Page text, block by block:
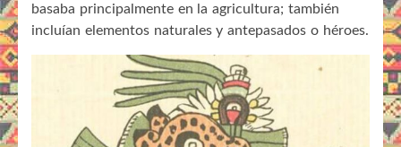
basaba principalmente en la agricultura; también
incluían elementos naturales y antepasados o héroes.